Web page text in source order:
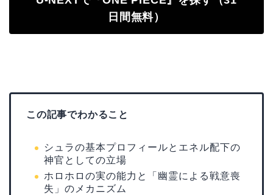
日間無料）
この記事でわかること
シュラの基本プロフィールとエネル配下の
神官としての立場
ホロホロの実の能力と「幽霊による戦意喪
失」のメカニズム